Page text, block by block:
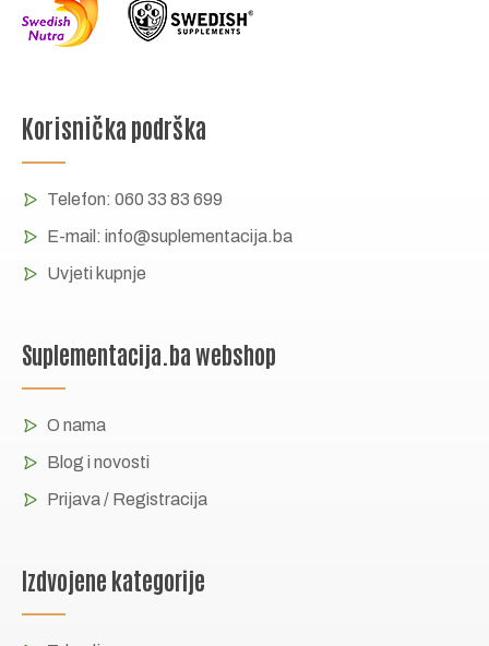
Korisnička podrška
Telefon: 060 33 83 699
E-mail: info@suplementacija.ba
Uvjeti kupnje
Suplementacija.ba webshop
O nama
Blog i novosti
Prijava / Registracija
Izdvojene kategorije